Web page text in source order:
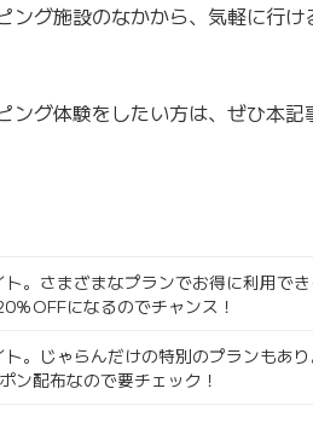
ング施設のなかから、気軽に行
ング体験をしたい方は、ぜひ本
。さまざまなプランでお得に利用で
％OFFになるのでチャンス！
。じゃらんだけの特別のプランもあ
ン配布なので要チェック！